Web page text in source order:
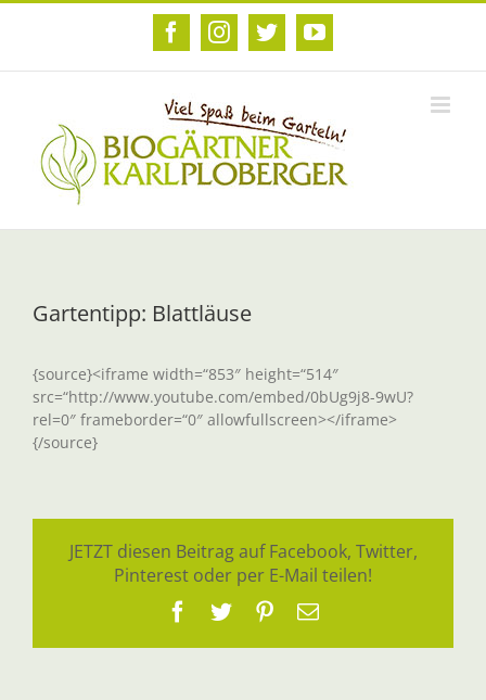
Zum
FacebookInstagram
TwitterYouTube
Gartentipp: Blattläuse
{source}<iframe width=“853″ height=“514″
src=“http://www.youtube.com/embed/0bUg9j8-9wU?
rel=0″ frameborder=“0″ allowfullscreen></iframe>
{/source}
JETZT diesen Beitrag auf Facebook, Twitter,
Pinterest oder per E-Mail teilen!
Facebook
TwitterPinterest
E-